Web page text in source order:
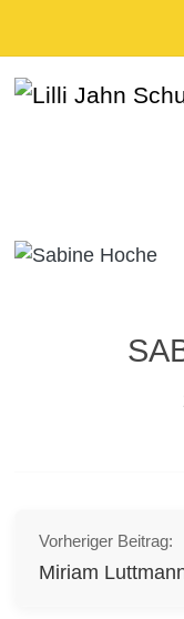
Vorheriger Beitrag:
Miriam